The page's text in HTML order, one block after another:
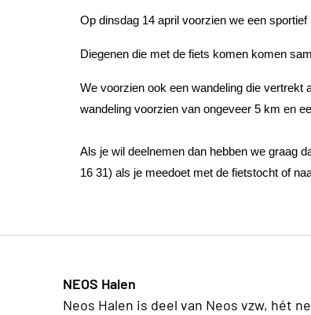
Op dinsdag 14 april voorzien we een
Diegenen die met de fiets komen komen
We voorzien ook een wandeling die vertrekt
wandeling voorzien van ongeveer 5 km en
Als je wil deelnemen dan hebben we graag
16 31) als je meedoet met de fietstocht of
NEOS Halen
Neos Halen is deel van Neos vzw, hét